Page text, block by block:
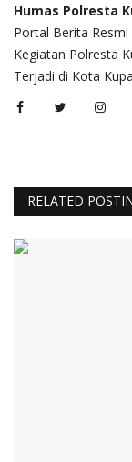
Humas Polresta
Portal Berita
Kegiatan Polresta
Terjadi di Kota
RELATED